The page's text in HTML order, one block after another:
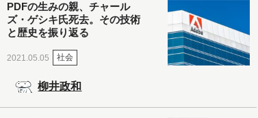
PDFの生みの親、チャール
ズ・ゲシキ氏死去。その技術
と歴史を振り返る
2021.05.05 社会
柳井政和